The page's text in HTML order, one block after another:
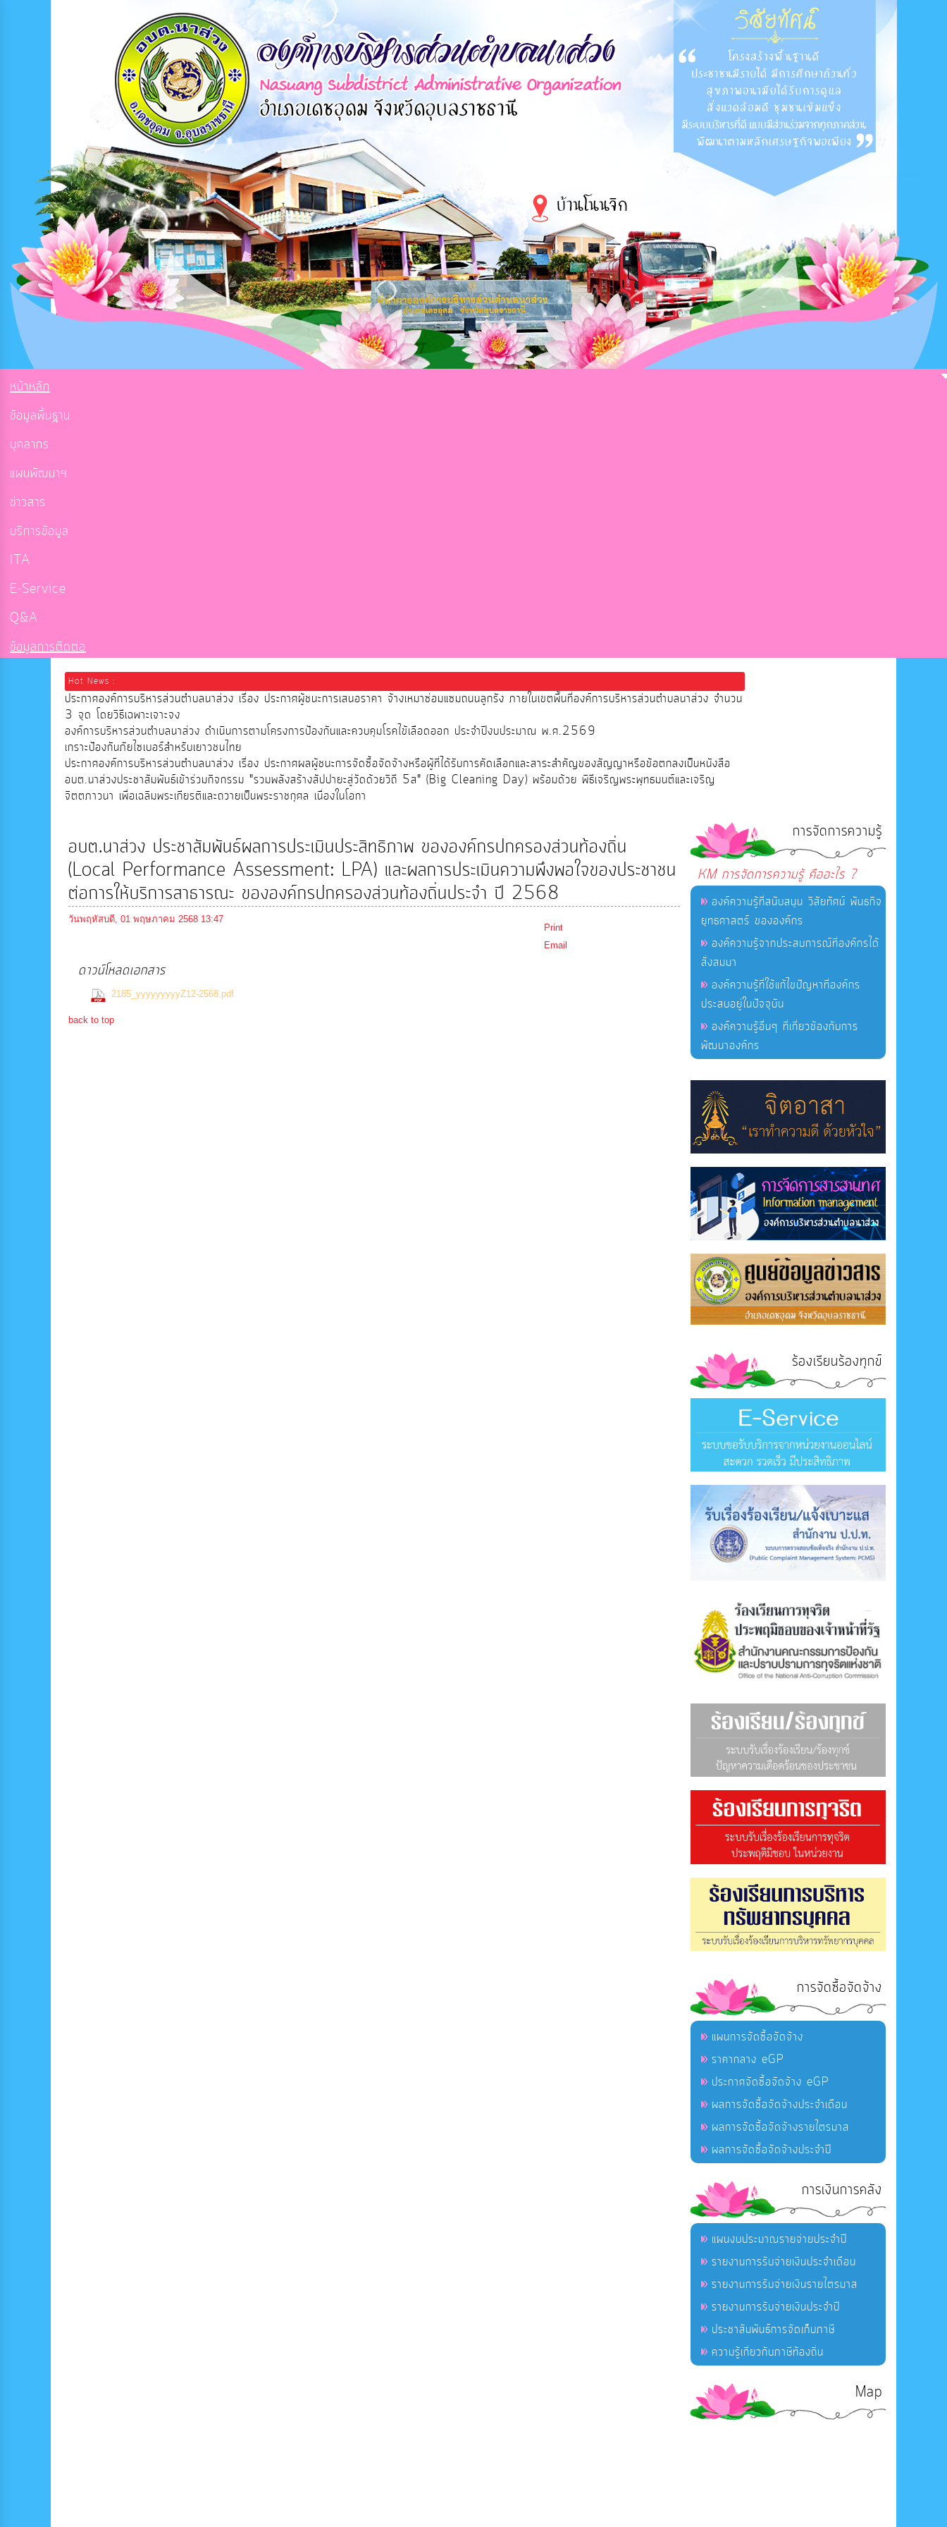
หน้าหลัก
ข้อมูลพื้นฐาน
บุคลากร
แผนพัฒนาฯ
ข่าวสาร
บริการข้อมูล
ITA
E-Service
Q&A
ข้อมูลการติดต่อ
Hot News :
ประกาศองค์การบริหารส่วนตำบลนาส่วง เรื่อง ประกาศผู้ชนะการเสนอราคา จ้างเหมาซ่อมแซมถนนลูกรัง ภายในเขตพื้นที่องค์การบริหารส่วนตำบลนาส่วง จำนวน
3 จุด โดยวิธีเฉพาะเจาะจง
องค์การบริหารส่วนตำบลนาส่วง ดำเนินการตามโครงการป้องกันและควบคุมโรคไข้เลือดออก ประจำปีงบประมาณ พ.ศ.2569
เกราะป้องกันภัยไซเบอร์สำหรับเยาวชนไทย
ประกาศองค์การบริหารส่วนตำบลนาส่วง เรื่อง ประกาศผลผู้ชนะการจัดซื้อจัดจ้างหรือผู้ที่ได้รับการคัดเลือกและสาระสำคัญของสัญญาหรือข้อตกลงเป็นหนังสือ
อบต.นาส่วงประชาสัมพันธ์เข้าร่วมกิจกรรม "รวมพลังสร้างสัปปายะสู่วัดด้วยวิถี 5ส" (Big Cleaning Day) พร้อมด้วย พิธีเจริญพระพุทธมนต์และเจริญ
จิตตภาวนา เพื่อเฉลิมพระเกียรติและถวายเป็นพระราชกุศล เนื่องในโอกา
อบต.นาส่วง ประชาสัมพันธ์ผลการประเมินประสิทธิภาพ ขององค์กรปกครองส่วนท้องถิ่น
(Local Performance Assessment: LPA) และผลการประเมินความพึงพอใจของประชาชน
ต่อการให้บริการสาธารณะ ขององค์กรปกครองส่วนท้องถิ่นประจํา ปี 2568
วันพฤหัสบดี, 01 พฤษภาคม 2568 13:47
Print
Email
ดาวน์โหลดเอกสาร
2185_yyyyyyyyyZ12-2568.pdf
back to top
การจัดการความรู้
KM การจัดการความรู้ คืออะไร ?
องค์ความรู้ที่สนับสนุน วิสัยทัศน์ พันธกิจ
ยุทธศาสตร์ ขององค์กร
องค์ความรู้จากประสบการณ์ที่องค์กรได้
สั่งสมมา
องค์ความรู้ที่ใช้แก้ไขปัญหาที่องค์กร
ประสบอยู่ในปัจจุบัน
องค์ความรู้อื่นๆ ที่เกี่ยวข้องกับการ
พัฒนาองค์กร
ร้องเรียนร้องทุกข์
การจัดซื้อจัดจ้าง
แผนการจัดซื้อจัดจ้าง
ราคากลาง eGP
ประกาศจัดซื้อจัดจ้าง eGP
ผลการจัดซื้อจัดจ้างประจำเดือน
ผลการจัดซื้อจัดจ้างรายไตรมาส
ผลการจัดซื้อจัดจ้างประจำปี
การเงินการคลัง
แผนงบประมาณรายจ่ายประจำปี
รายงานการรับจ่ายเงินประจำเดือน
รายงานการรับจ่ายเงินรายไตรมาส
รายงานการรับจ่ายเงินประจำปี
ประชาสัมพันธ์การจัดเก็บภาษี
ความรู้เกี่ยวกับภาษีท้องถิ่น
Map